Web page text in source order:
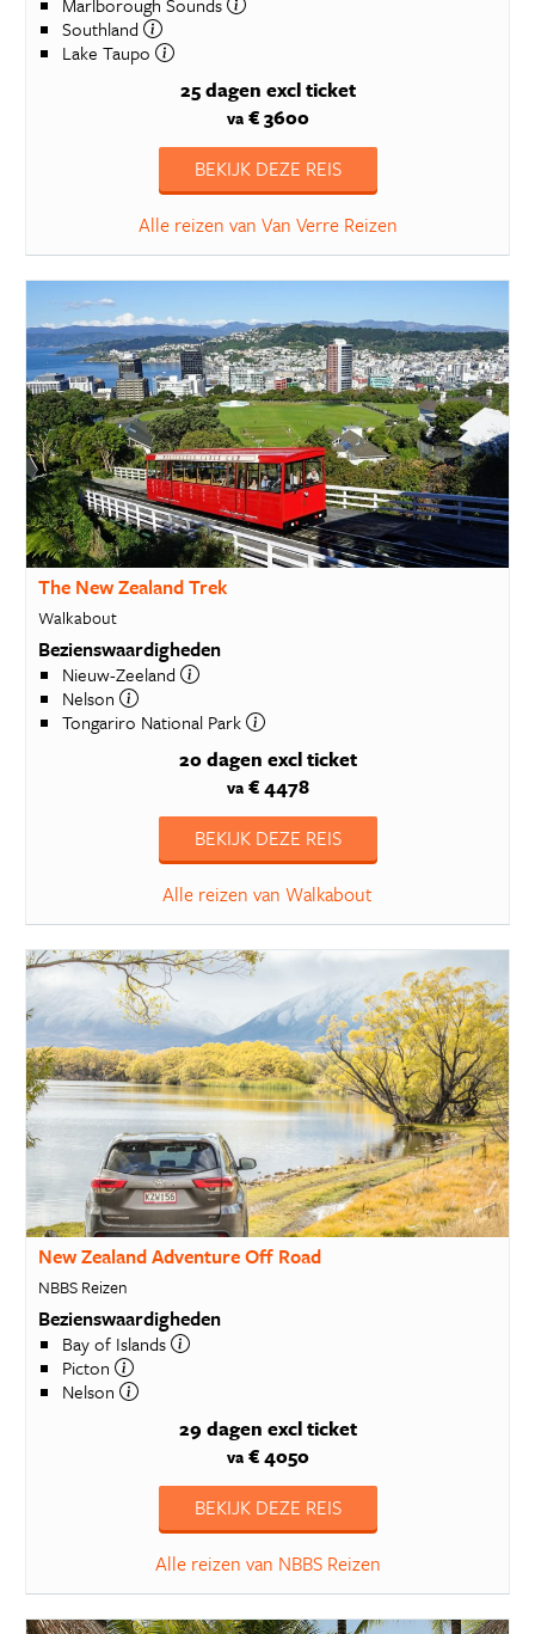
Southland
Lake Taupo
25 dagen excl ticket
va€ 3600
BEKIJK DEZE REIS
Alle reizen van Van Verre Reizen
The New Zealand Trek
Walkabout
Bezienswaardigheden
Nieuw-Zeeland
Nelson
Tongariro National Park
20 dagen excl ticket
va€ 4478
BEKIJK DEZE REIS
Alle reizen van Walkabout
New Zealand Adventure Off Road
NBBS Reizen
Bezienswaardigheden
Bay of Islands
Picton
Nelson
29 dagen excl ticket
va€ 4050
BEKIJK DEZE REIS
Alle reizen van NBBS Reizen